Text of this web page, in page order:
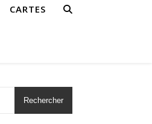
CARTES
Rechercher